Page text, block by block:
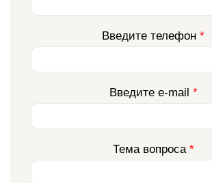
Введите телефон *
Введите e-mail *
Тема вопроса *